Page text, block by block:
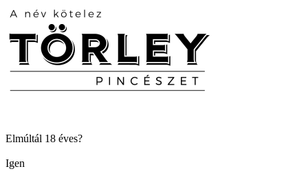
Elmúltál 18 éves?
Igen